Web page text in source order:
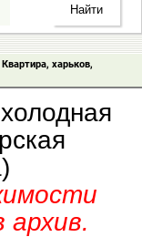
харьков,
архив.